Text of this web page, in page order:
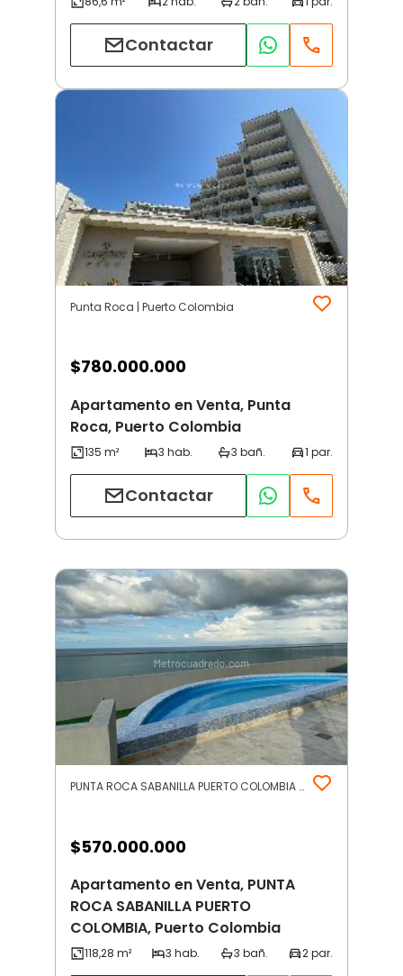
Contactar
Punta Roca | Puerto Colombia
$780.000.000
Apartamento en Venta, Punta
Roca, Puerto Colombia
Contactar
PUNTA ROCA SABANILLA PUERTO COLOMBIA | Otros | Puerto Colombia
$570.000.000
Apartamento en Venta, PUNTA
ROCA SABANILLA PUERTO
COLOMBIA, Puerto Colombia